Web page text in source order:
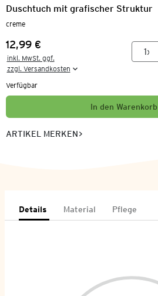
Duschtuch mit grafischer Struktur
creme
Preis:
12,99 €
inkl. MwSt. ggf.
zzgl. Versandkosten
Verfügbar
In den Warenkorb
ARTIKEL MERKEN
Details Material Pflege